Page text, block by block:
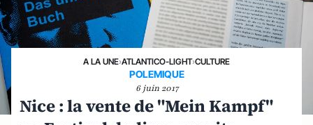
A LA UNE›ATLANTICO-LIGHT›CULTURE
POLEMIQUE
6 juin 2017
Nice : la vente de "Mein Kampf"